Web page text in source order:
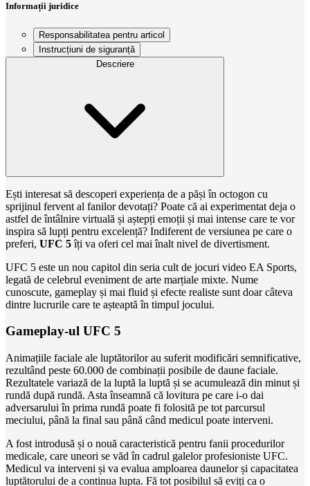
Informații juridice
Responsabilitatea pentru articol
Instrucțiuni de siguranță
Descriere
Ești interesat să descoperi experiența de a păși în octogon cu
sprijinul fervent al fanilor devotați? Poate că ai experimentat deja o
astfel de întâlnire virtuală și aștepți emoții și mai intense care te vor
inspira să lupți pentru excelență? Indiferent de versiunea pe care o
preferi, UFC 5îți va oferi cel mai înalt nivel de divertisment.
UFC 5 este un nou capitol din seria cult de jocuri video EA Sports,
legată de celebrul eveniment de arte marțiale mixte. Nume
cunoscute, gameplay și mai fluid și efecte realiste sunt doar câteva
dintre lucrurile care te așteaptă în timpul jocului.
Gameplay-ul UFC 5
Animațiile faciale ale luptătorilor au suferit modificări semnificative,
rezultând peste 60.000 de combinații posibile de daune faciale.
Rezultatele variază de la luptă la luptă și se acumulează din minut și
rundă după rundă. Asta înseamnă că lovitura pe care i-o dai
adversarului în prima rundă poate fi folosită pe tot parcursul
meciului, până la final sau până când medicul poate interveni.
A fost introdusă și o nouă caracteristică pentru fanii procedurilor
medicale, care uneori se văd în cadrul galelor profesioniste UFC.
Medicul va interveni și va evalua amploarea daunelor și capacitatea
luptătorului de a continua lupta. Fă tot posibilul să eviți ca o